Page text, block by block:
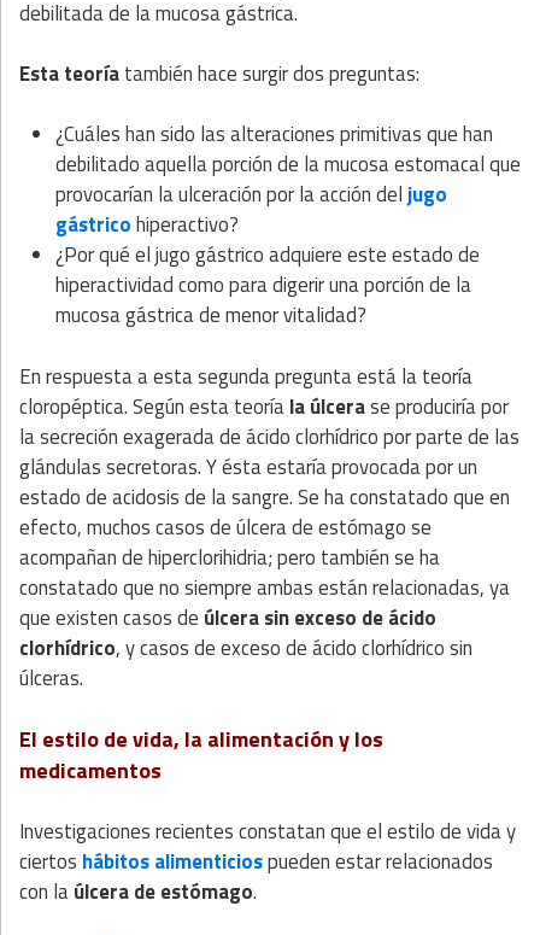
debilitada de la mucosa gástrica.
Esta teoríatambién hace surgir dos preguntas:
¿Cuáles han sido las alteraciones primitivas que han
debilitado aquella porción de la mucosa estomacal que
provocarían la ulceración por la acción deljugo
gástricohiperactivo?
¿Por qué el jugo gástrico adquiere este estado de
hiperactividad como para digerir una porción de la
mucosa gástrica de menor vitalidad?
En respuesta a esta segunda pregunta está la teoría
cloropéptica. Según esta teoríala úlcerase produciría por
la secreción exagerada de ácido clorhídrico por parte de las
glándulas secretoras. Y ésta estaría provocada por un
estado de acidosis de la sangre. Se ha constatado que en
efecto, muchos casos de úlcera de estómago se
acompañan de hiperclorihidria; pero también se ha
constatado que no siempre ambas están relacionadas, ya
que existen casos de úlcera sin exceso de ácido
clorhídrico, y casos de exceso de ácido clorhídrico sin
úlceras.
El estilo de vida, la alimentación y los
medicamentos
Investigaciones recientes constatan que el estilo de vida y
ciertos hábitos alimenticiospueden estar relacionados
con laúlcera de estómago.